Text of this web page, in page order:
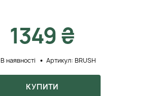
1349 ₴
В наявності Артикул: BRUSH
КУПИТИ